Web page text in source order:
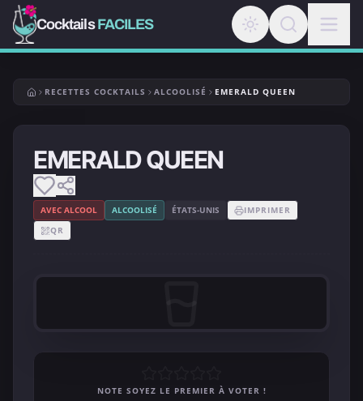
CocktailsFACILES
RECETTES COCKTAILS ALCOOLISÉ EMERALD QUEEN
EMERALD QUEEN
AVEC ALCOOL ALCOOLISÉ ÉTATS-UNIS
IMPRIMER
QR
NOTE SOYEZ LE PREMIER À VOTER !